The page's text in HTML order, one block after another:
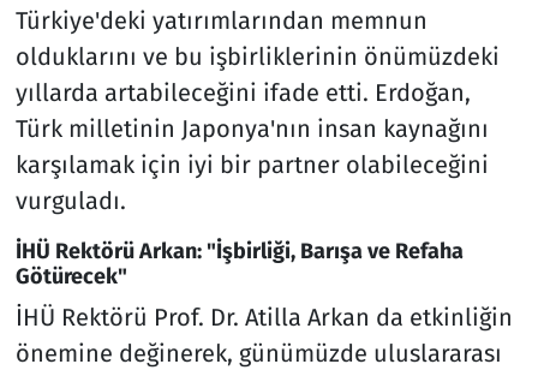
Türkiye'deki yatırımlarından memnun
olduklarını ve bu işbirliklerinin önümüzdeki
yıllarda artabileceğini ifade etti. Erdoğan,
Türk milletinin Japonya'nın insan kaynağını
karşılamak için iyi bir partner olabileceğini
vurguladı.
İHÜ Rektörü Arkan: "İşbirliği, Barışa ve Refaha
Götürecek"
İHÜ Rektörü Prof. Dr. Atilla Arkan da etkinliğin
önemine değinerek, günümüzde uluslararası